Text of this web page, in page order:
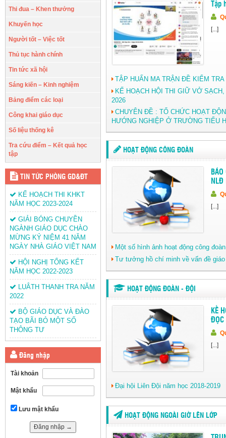
Thi đua – Khen thưởng
Khuyến học
Người tốt – Việc tốt
Thủ tục hành chính
Tin tức xã hội
Sáng kiến – Kinh nghiệm
Bảng điểm các loại
Công khai giáo dục
Số liệu thống kê
Tra cứu điểm – Kết quả học
tập
TIN TỨC PHÒNG GD&ĐT
KẾ HOẠCH THI KHKT
NĂM HỌC 2023-2024
GIẢI BÓNG CHUYỀN
NGÀNH GIÁO DỤC CHÀO
MỪNG KỶ NIỆM 41 NĂM
NGÀY NHÀ GIÁO VIỆT NAM
HỘI NGHỊ TỔNG KẾT
NĂM HỌC 2022-2023
LUÂTH THANH TRA NĂM
2022
BỘ GIÁO DỤC VÀ ĐÀO
TẠO BÃI BỎ MỘT SỐ
THÔNG TƯ
Đăng nhập
Tài khoản
Mật khẩu
Lưu mật khẩu
Tập
[...]
TẬP HUẤN MA TRẬN ĐỀ KIỂM TRA
KẾ HOẠCH HỘI THI GIỮ VỞ
2026
CHUYÊN ĐỀ : TỔ CHỨC HOẠT
HƯỚNG NGHIỆP Ở TRƯỜNG TIỂU
HOẠT ĐỘNG CÔNG ĐOÀN
NLĐ
[...]
Một số hình ảnh hoạt động công đoàn
Tư tưởng hồ chí minh về vấn đề
HOẠT ĐỘNG ĐOÀN - ĐỘI
KẾ
ĐỌC
[...]
Đại hội Liên Đội năm học 2018-2019
HOẠT ĐỘNG NGOÀI GIỜ LÊN LỚP